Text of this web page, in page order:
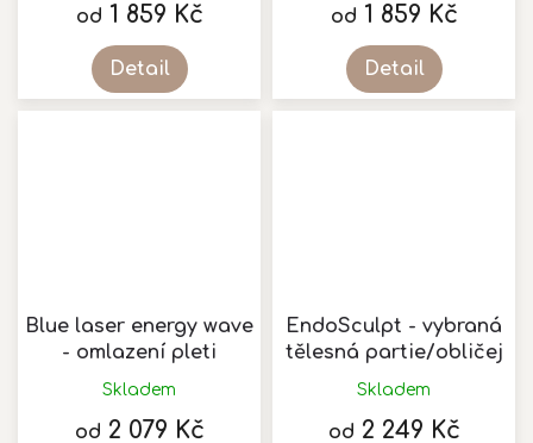
od 1 859 Kč
Detail
od 1 859 Kč
Detail
Blue laser energy wave
- omlazení pleti
Skladem
od 2 079 Kč
EndoSculpt - vybraná
tělesná partie/obličej
Skladem
od 2 249 Kč